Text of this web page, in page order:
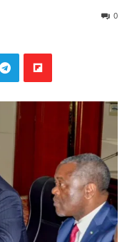
0